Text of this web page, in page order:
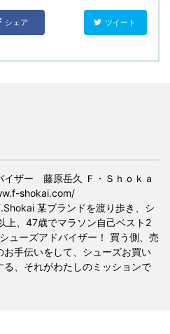
シェア ツイート
イザー 藤原岳久 Ｆ・Ｓｈｏｋａ
shokai.com/
某ブランドを渡り歩き、シ
上、47歳でマラソン自己ベスト2
ューズアドバイザー！ 買う側、売
手伝いをして、シューズお買い
、それがわたしのミッションで